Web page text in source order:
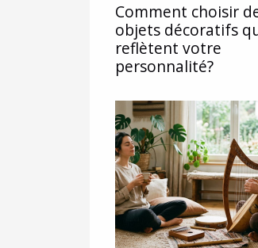
Comment choisir
objets décoratifs
reflètent votre
personnalité?